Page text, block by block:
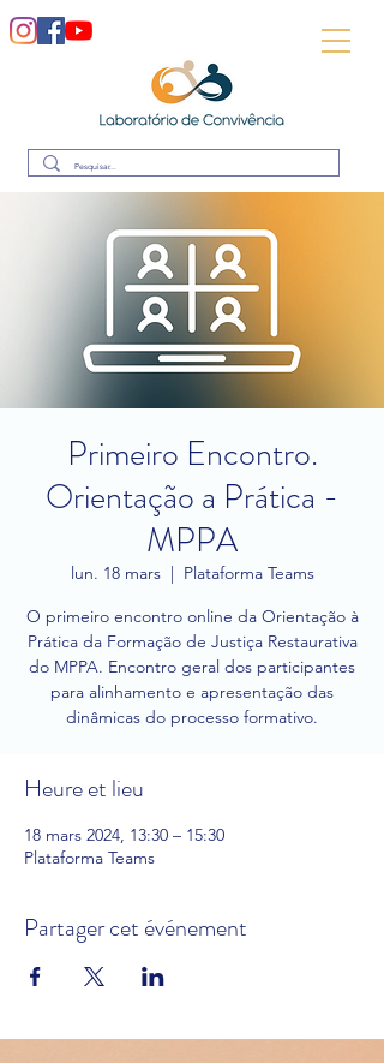
Primeiro Encontro.
Orientação a Prática -
MPPA
lun. 18 mars
  |
Plataforma Teams
O primeiro encontro online da Orientação à
Prática da Formação de Justiça Restaurativa
do MPPA. Encontro geral dos participantes
para alinhamento e apresentação das
dinâmicas do processo formativo.
Heure et lieu
18 mars 2024, 13:30 – 15:30
Plataforma Teams
Partager cet événement